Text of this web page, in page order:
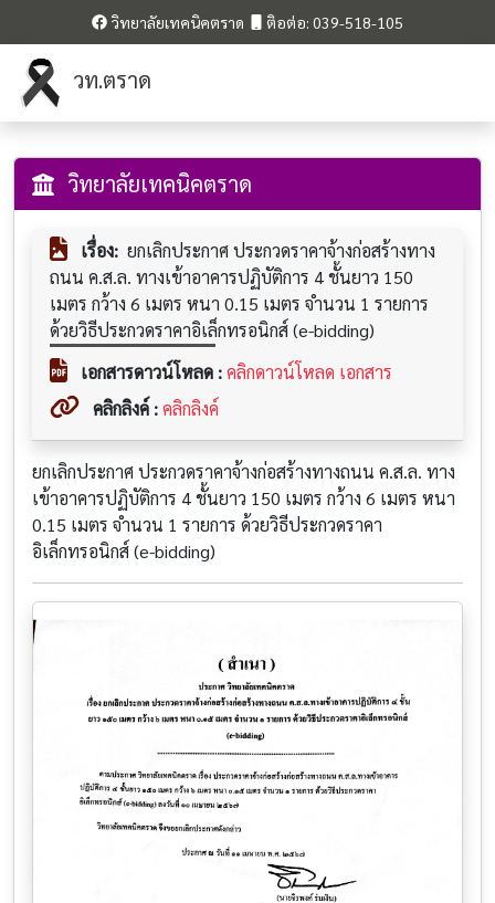
วิทยาลัยเทคนิคตราด ติอต่อ: 039-518-105
วท.ตราด
วิทยาลัยเทคนิคตราด
เรื่อง: ยกเลิกประกาศ ประกวดราคาจ้างก่อสร้างทาง
ถนน ค.ส.ล. ทางเข้าอาคารปฏิบัติการ 4 ชั้นยาว 150
เมตร กว้าง 6 เมตร หนา 0.15 เมตร จำนวน 1 รายการ
ด้วยวิธีประกวดราคาอิเล็กทรอนิกส์ (e-bidding)
เอกสารดาวน์โหลด : คลิกดาวน์โหลด เอกสาร
คลิกลิงค์ :คลิกลิงค์
ยกเลิกประกาศ ประกวดราคาจ้างก่อสร้างทางถนน ค.ส.ล. ทาง
เข้าอาคารปฏิบัติการ 4 ชั้นยาว 150 เมตร กว้าง 6 เมตร หนา
0.15 เมตร จำนวน 1 รายการ ด้วยวิธีประกวดราคา
อิเล็กทรอนิกส์ (e-bidding)